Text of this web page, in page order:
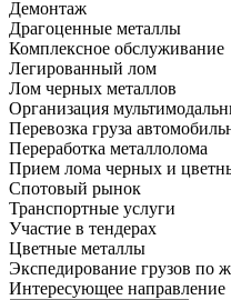
Демонтаж
Драгоценные металлы
Комплексное обслуживание
Легированный лом
Лом черных металлов
Организация
Перевозка груза
Переработка металлолома
Прием лома черных и
Спотовый рынок
Транспортные услуги
Участие в тендерах
Цветные металлы
Экспедирование грузов по
Интересующее направление